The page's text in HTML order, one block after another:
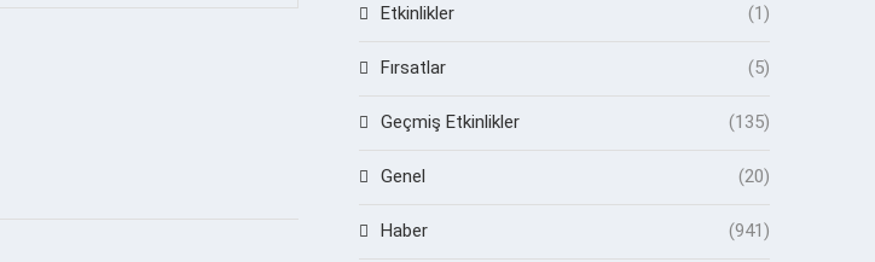
Etkinlikler (1)
Fırsatlar (5)
Geçmiş Etkinlikler (135)
Genel (20)
Haber (941)